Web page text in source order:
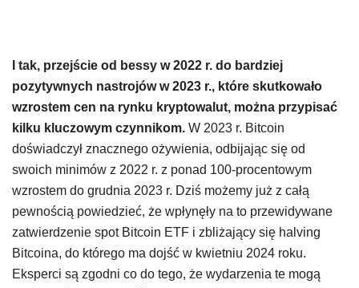
I tak, przejście od bessy w 2022 r. do bardziej
pozytywnych nastrojów w 2023 r., które skutkowało
wzrostem cen na rynku kryptowalut, można przypisać
kilku kluczowym czynnikom. W 2023 r. Bitcoin
doświadczył znacznego ożywienia, odbijając się od
swoich minimów z 2022 r. z ponad 100-procentowym
wzrostem do grudnia 2023 r. Dziś możemy już z całą
pewnością powiedzieć, że wpłynęły na to przewidywane
zatwierdzenie spot Bitcoin ETF i zbliżający się halving
Bitcoina, do którego ma dojść w kwietniu 2024 roku.
Eksperci są zgodni co do tego, że wydarzenia te mogą